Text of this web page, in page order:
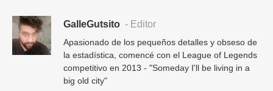
GalleGutsito - Editor
Apasionado de los pequeños detalles y obseso de
la estadística, comencé con el League of Legends
competitivo en 2013 - "Someday I'll be living in a
big old city"